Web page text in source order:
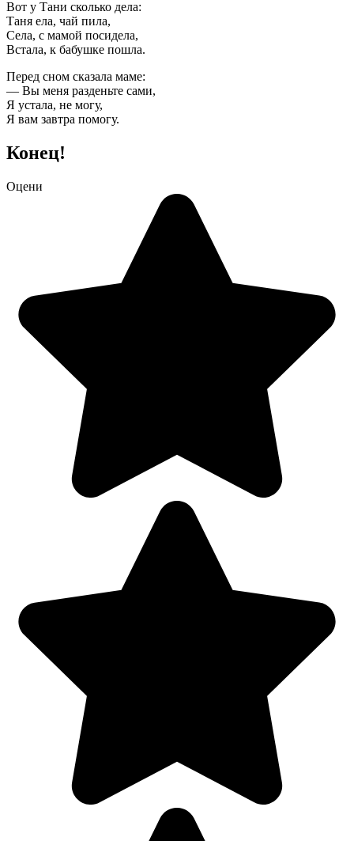
Вот у Тани сколько дела:
Таня ела, чай пила,
Села, с мамой посидела,
Встала, к бабушке пошла.
Перед сном сказала маме:
— Вы меня разденьте сами,
Я устала, не могу,
Я вам завтра помогу.
Конец!
Оцени